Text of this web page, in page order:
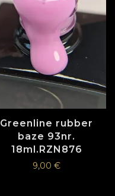
Greenline rubber
baze 93nr.
18ml.RZN876
9,00 €